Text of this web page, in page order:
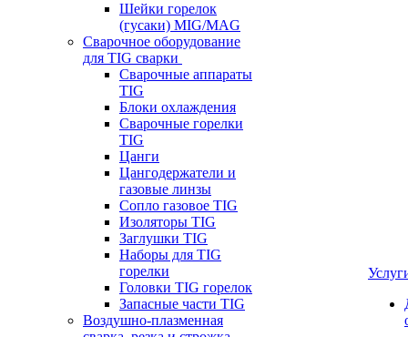
Шейки горелок
(гусаки) MIG/MAG
Сварочное оборудование
для TIG сварки
Сварочные аппараты
TIG
Блоки охлаждения
Сварочные горелки
TIG
Цанги
Цангодержатели и
газовые линзы
Сопло газовое TIG
Изоляторы TIG
Заглушки TIG
Наборы для TIG
горелки
Головки TIG горелок
Запасные части TIG
Воздушно-плазменная